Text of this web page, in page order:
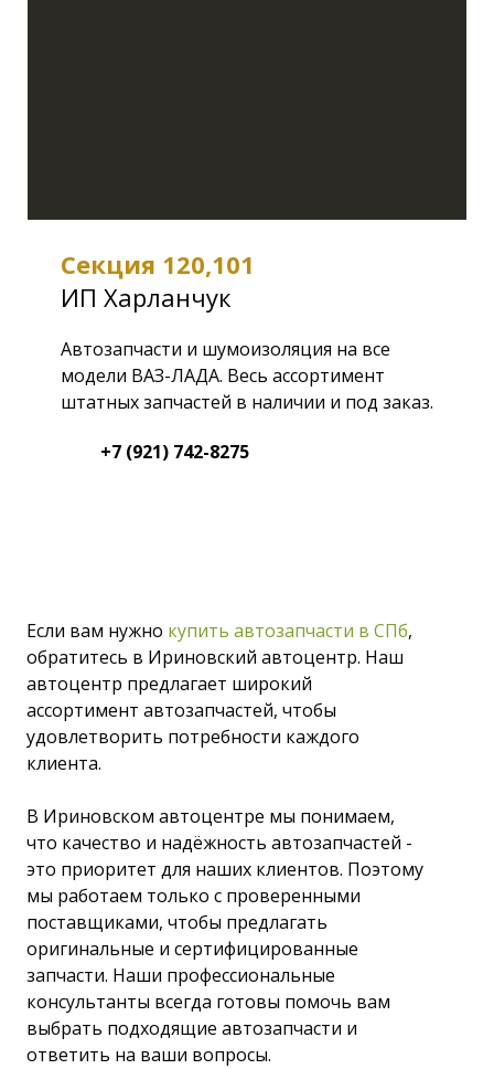
Секция 120,101
ИП Харланчук
Автозапчасти и шумоизоляция на все
модели ВАЗ-ЛАДА. Весь ассортимент
штатных запчастей в наличии и под заказ.
+7 (921) 742-8275
Если вам нужно купить автозапчасти в СПб,
обратитесь в Ириновский автоцентр. Наш
автоцентр предлагает широкий
ассортимент автозапчастей, чтобы
удовлетворить потребности каждого
клиента.
В Ириновском автоцентре мы понимаем,
что качество и надёжность автозапчастей -
это приоритет для наших клиентов. Поэтому
мы работаем только с проверенными
поставщиками, чтобы предлагать
оригинальные и сертифицированные
запчасти. Наши профессиональные
консультанты всегда готовы помочь вам
выбрать подходящие автозапчасти и
ответить на ваши вопросы.